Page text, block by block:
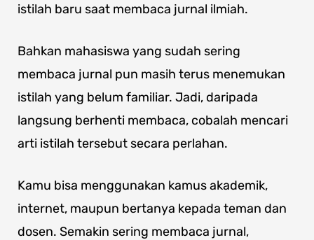
istilah baru saat membaca jurnal ilmiah.
Bahkan mahasiswa yang sudah sering
membaca jurnal pun masih terus menemukan
istilah yang belum familiar. Jadi, daripada
langsung berhenti membaca, cobalah mencari
arti istilah tersebut secara perlahan.
Kamu bisa menggunakan kamus akademik,
internet, maupun bertanya kepada teman dan
dosen. Semakin sering membaca jurnal,